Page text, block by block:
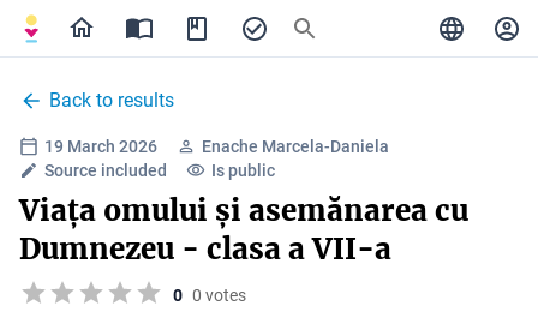
Back to results
19 March 2026
Enache Marcela-Daniela
Source included
Is public
Viața omului și asemănarea cu
Dumnezeu - clasa a VII-a
0 0 votes